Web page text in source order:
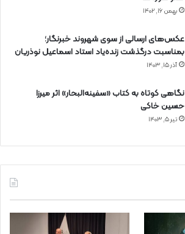
بهمن ۱۶, ۱۴۰۲
عکس‌های ارسالی از سوی شهروند خبرنگار؛
بمناسبت درگذشت زنده‌یاد استاد اسماعیل نوذریان
آذر ۱۵, ۱۴۰۳
نگاهی کوتاه به کتاب «سفینه‌البحار» اثر میرزا
حسین خاکی
تیر ۵, ۱۴۰۳